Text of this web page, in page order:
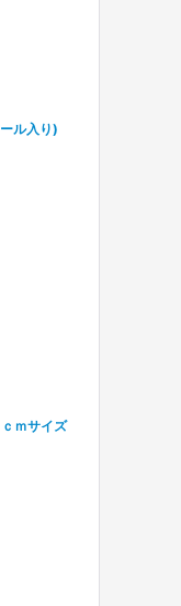
ル入り)
ｍサイズ